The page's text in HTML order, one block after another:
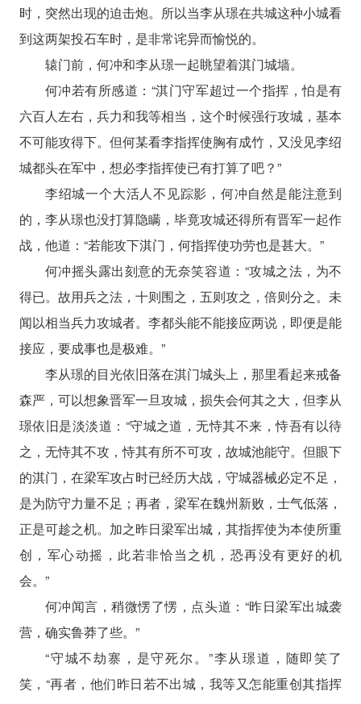
时，突然出现的迫击炮。所以当李从璟在共城这种小城看
到这两架投石车时，是非常诧异而愉悦的。
辕门前，何冲和李从璟一起眺望着淇门城墙。
何冲若有所感道：“淇门守军超过一个指挥，怕是有
六百人左右，兵力和我等相当，这个时候强行攻城，基本
不可能攻得下。但何某看李指挥使胸有成竹，又没见李绍
城都头在军中，想必李指挥使已有打算了吧？”
李绍城一个大活人不见踪影，何冲自然是能注意到
的，李从璟也没打算隐瞒，毕竟攻城还得所有晋军一起作
战，他道：“若能攻下淇门，何指挥使功劳也是甚大。”
何冲摇头露出刻意的无奈笑容道：“攻城之法，为不
得已。故用兵之法，十则围之，五则攻之，倍则分之。未
闻以相当兵力攻城者。李都头能不能接应两说，即便是能
接应，要成事也是极难。”
李从璟的目光依旧落在淇门城头上，那里看起来戒备
森严，可以想象晋军一旦攻城，损失会何其之大，但李从
璟依旧是淡淡道：“守城之道，无恃其不来，恃吾有以待
之，无恃其不攻，恃其有所不可攻，故城池能守。但眼下
的淇门，在梁军攻占时已经历大战，守城器械必定不足，
是为防守力量不足；再者，梁军在魏州新败，士气低落，
正是可趁之机。加之昨日梁军出城，其指挥使为本使所重
创，军心动摇，此若非恰当之机，恐再没有更好的机
会。”
何冲闻言，稍微愣了愣，点头道：“昨日梁军出城袭
营，确实鲁莽了些。”
“守城不劫寨，是守死尔。”李从璟道，随即笑了
笑，“再者，他们昨日若不出城，我等又怎能重创其指挥